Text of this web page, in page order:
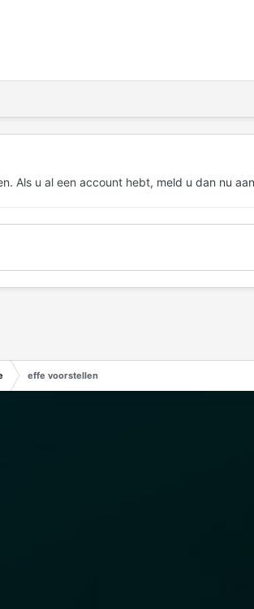
Als u al een account hebt, meld u dan nu aan
effe voorstellen